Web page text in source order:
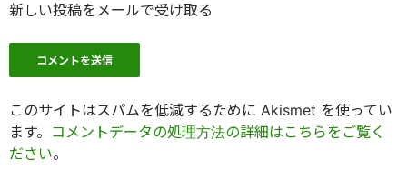
新しい投稿をメールで受け取る
このサイトはスパムを低減するために Akismet を使ってい
ます。 コメントデータの処理方法の詳細はこちらをご覧く
ださい。